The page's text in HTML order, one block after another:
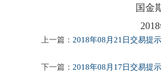
国金
2018
上一篇： 2018年08月21日交易提示
下一篇： 2018年08月17日交易提示